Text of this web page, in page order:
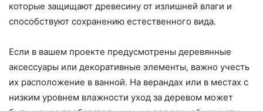
которые защищают древесину от излишней влаги и
способствуют сохранению естественного вида.
Если в вашем проекте предусмотрены деревянные
аксессуары или декоративные элементы, важно учесть
их расположение в ванной. На верандах или в местах с
низким уровнем влажности уход за деревом может